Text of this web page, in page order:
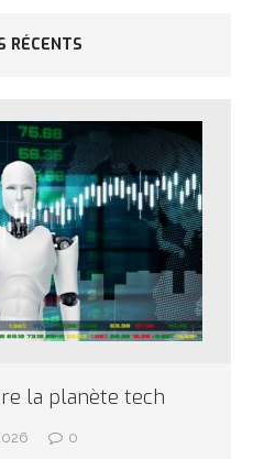
RÉCENTS
la planète tech
0